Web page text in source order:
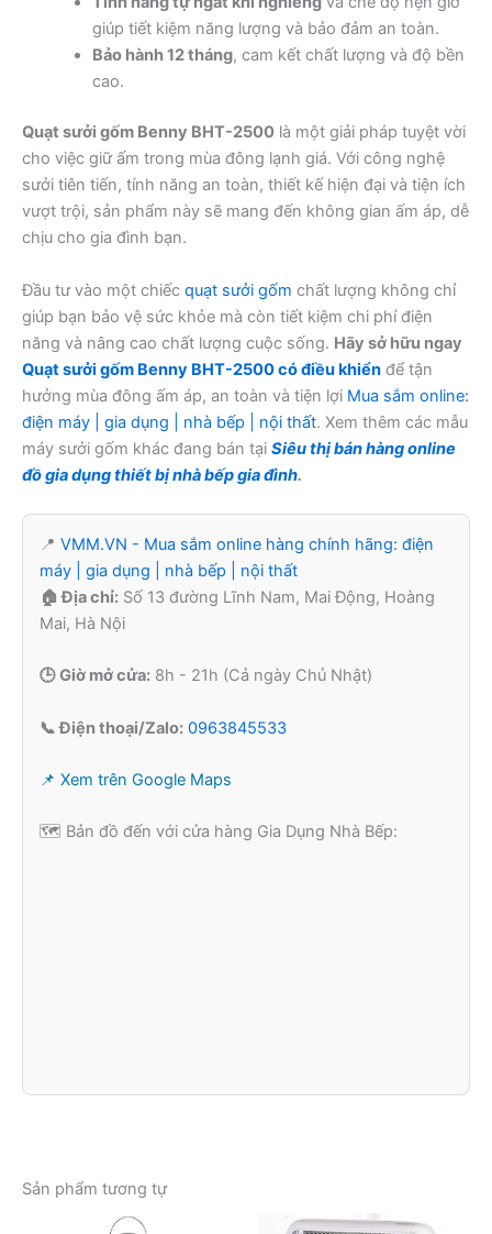
giúp tiết kiệm năng lượng và bảo đảm an toàn.
Bảo hành 12 tháng, cam kết chất lượng và độ bền
cao.
Quạt sưởi gốm Benny BHT-2500 là một giải pháp tuyệt vời
cho việc giữ ấm trong mùa đông lạnh giá. Với công nghệ
sưởi tiên tiến, tính năng an toàn, thiết kế hiện đại và tiện ích
vượt trội, sản phẩm này sẽ mang đến không gian ấm áp, dễ
chịu cho gia đình bạn.
Đầu tư vào một chiếc quạt sưởi gốm chất lượng không chỉ
giúp bạn bảo vệ sức khỏe mà còn tiết kiệm chi phí điện
năng và nâng cao chất lượng cuộc sống. Hãy sở hữu ngay
Quạt sưởi gốm Benny BHT-2500 có điều khiển để tận
hưởng mùa đông ấm áp, an toàn và tiện lợi Mua sắm online:
điện máy | gia dụng | nhà bếp | nội thất. Xem thêm các mẫu
máy sưởi gốm khác đang bán tại Siêu thị bán hàng online
đồ gia dụng thiết bị nhà bếp gia đình.
📍 VMM.VN - Mua sắm online hàng chính hãng: điện
máy | gia dụng | nhà bếp | nội thất
🏠 Địa chỉ: Số 13 đường Lĩnh Nam, Mai Động, Hoàng
Mai, Hà Nội
🕒 Giờ mở cửa: 8h - 21h (Cả ngày Chủ Nhật)
📞 Điện thoại/Zalo: 0963845533
📌 Xem trên Google Maps
🗺️ Bản đồ đến với cửa hàng Gia Dụng Nhà Bếp:
Sản phẩm tương tự